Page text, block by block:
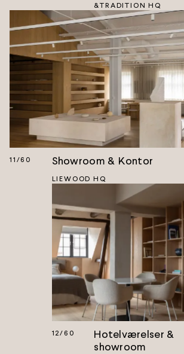
&TRADITION HQ
11 /60 Showroom & Kontor
LIEWOOD HQ
12/60
Hotelværelser &
showroom